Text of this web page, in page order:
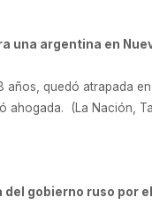
una argentina en
años, quedó atrapada
ahogada. (La Nación,
del gobierno ruso por